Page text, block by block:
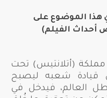
هذا الموضوع على
أحداث الفيلم)
مملكة (أتلانتيس) تحت
قيادة شعبه ليصبح
العالم، فيدخل في